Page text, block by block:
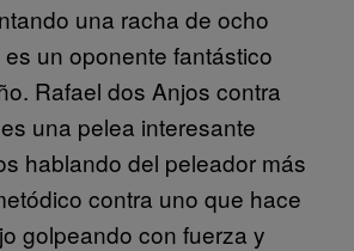
una racha de ocho
un oponente fantástico
Rafael dos Anjos contra
una pelea interesante
hablando del peleador más
contra uno que hace
golpeando con fuerza y